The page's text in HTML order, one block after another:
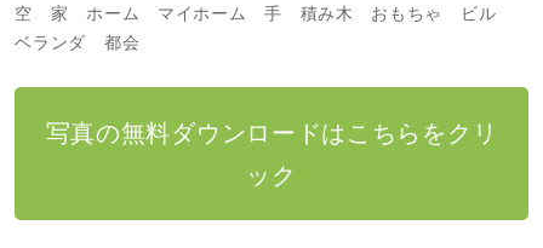
空 家 ホーム マイホーム 手 積み木 おもちゃ ビル
ベランダ 都会
写真の無料ダウンロードはこちらをクリ
ック